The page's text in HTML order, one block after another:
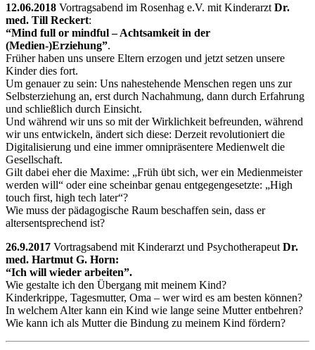
12.06.2018 Vortragsabend im Rosenhag e.V. mit Kinderarzt Dr.
med. Till Reckert:
“Mind full or mindful – Achtsamkeit in der
(Medien-)Erziehung”.
Früher haben uns unsere Eltern erzogen und jetzt setzen unsere
Kinder dies fort.
Um genauer zu sein: Uns nahestehende Menschen regen uns zur
Selbsterziehung an, erst durch Nachahmung, dann durch Erfahrung
und schließlich durch Einsicht.
Und während wir uns so mit der Wirklichkeit befreunden, während
wir uns entwickeln, ändert sich diese: Derzeit revolutioniert die
Digitalisierung und eine immer omnipräsentere Medienwelt die
Gesellschaft.
Gilt dabei eher die Maxime: „Früh übt sich, wer ein Medienmeister
werden will“ oder eine scheinbar genau entgegengesetzte: „High
touch first, high tech later“?
Wie muss der pädagogische Raum beschaffen sein, dass er
altersentsprechend ist?
26.9.2017 Vortragsabend mit Kinderarzt und Psychotherapeut Dr.
med. Hartmut G. Horn:
“Ich will wieder arbeiten”.
Wie gestalte ich den Übergang mit meinem Kind?
Kinderkrippe, Tagesmutter, Oma – wer wird es am besten können?
In welchem Alter kann ein Kind wie lange seine Mutter entbehren?
Wie kann ich als Mutter die Bindung zu meinem Kind fördern?